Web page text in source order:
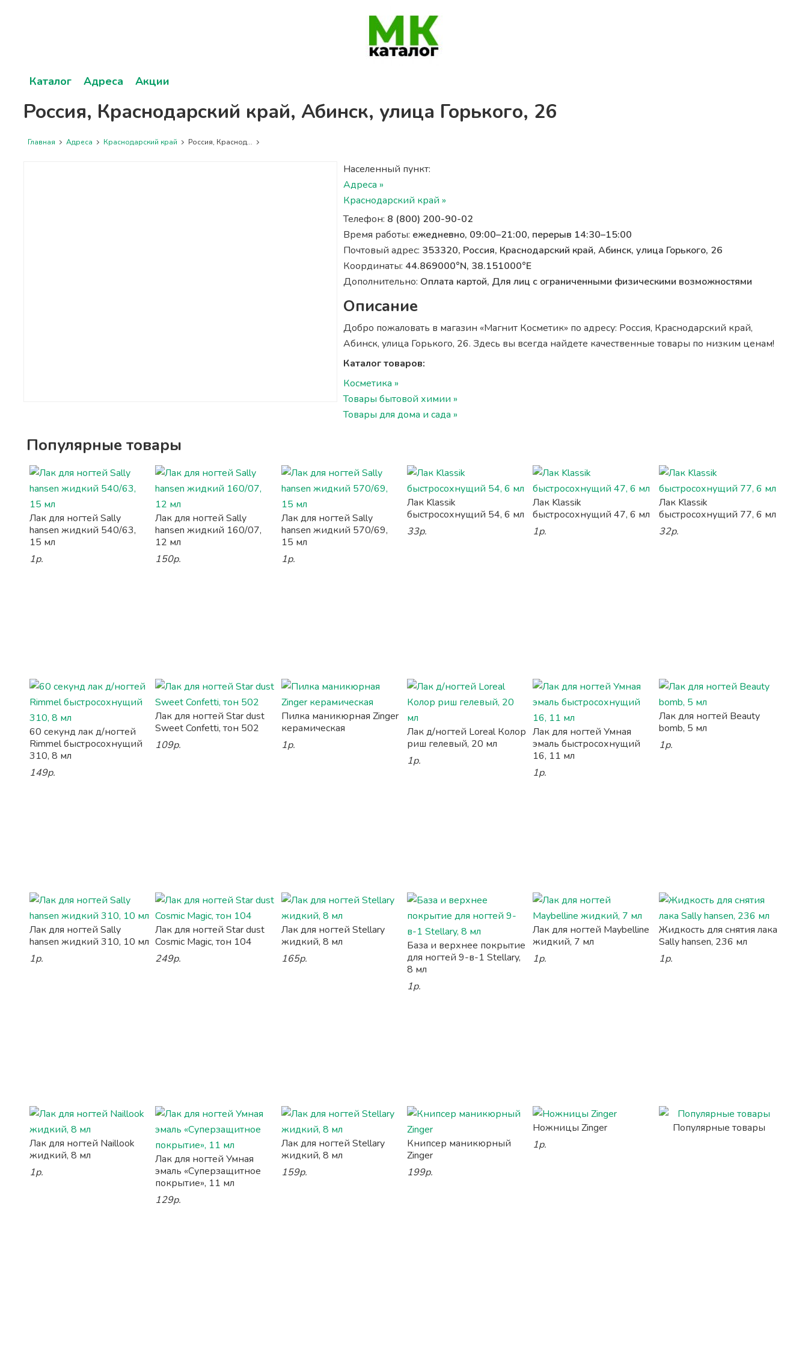
Каталог Адреса Акции
Россия, Краснодарский край, Абинск, улица Горького, 26
Главная Адреса Краснодарский край Россия, Краснод...
Населенный пункт:
Адреса »
Краснодарский край »
Телефон: 8 (800) 200-90-02
Время работы: ежедневно, 09:00–21:00, перерыв 14:30–15:00
Почтовый адрес: 353320, Россия, Краснодарский край, Абинск, улица Горького, 26
Координаты: 44.869000°N, 38.151000°E
Дополнительно: Оплата картой, Для лиц с ограниченными физическими возможностями
Описание
Добро пожаловать в магазин «Магнит Косметик» по адресу: Россия, Краснодарский край,
Абинск, улица Горького, 26. Здесь вы всегда найдете качественные товары по низким ценам!
Каталог товаров:
Косметика »
Товары бытовой химии »
Товары для дома и сада »
Популярные товары
Лак для ногтей Sally
hansen жидкий 540/63,
15 мл
1р.
Лак для ногтей Sally
hansen жидкий 160/07,
12 мл
150р.
Лак для ногтей Sally
hansen жидкий 570/69,
15 мл
1р.
Лак Klassik
быстросохнущий 54, 6 мл
33р.
Лак Klassik
быстросохнущий 47, 6 мл
1р.
Лак Klassik
быстросохнущий 77, 6 мл
32р.
60 секунд лак д/ногтей
Rimmel быстросохнущий
310, 8 мл
149р.
Лак для ногтей Star dust
Sweet Confetti, тон 502
109р.
Пилка маникюрная Zinger
керамическая
1р.
Лак д/ногтей Loreal Колор
риш гелевый, 20 мл
1р.
Лак для ногтей Умная
эмаль быстросохнущий
16, 11 мл
1р.
Лак для ногтей Beauty
bomb, 5 мл
1р.
Лак для ногтей Sally
hansen жидкий 310, 10 мл
1р.
Лак для ногтей Star dust
Cosmic Magic, тон 104
249р.
Лак для ногтей Stellary
жидкий, 8 мл
165р.
База и верхнее покрытие
для ногтей 9-в-1 Stellary,
8 мл
1р.
Лак для ногтей Maybelline
жидкий, 7 мл
1р.
Жидкость для снятия лака
Sally hansen, 236 мл
1р.
Лак для ногтей Naillook
жидкий, 8 мл
1р.
Лак для ногтей Умная
эмаль «Суперзащитное
покрытие», 11 мл
129р.
Лак для ногтей Stellary
жидкий, 8 мл
159р.
Книпсер маникюрный
Zinger
199р.
Ножницы Zinger
1р.
Популярные товары